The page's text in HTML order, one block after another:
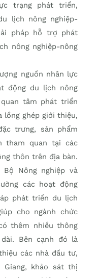
trạng phát triển,
lịch nông nghiệp-
pháp hỗ trợ phát
nông nghiệp-nông
nguồn nhân lực
động du lịch nông
tâm phát triển
lồng ghép giới thiệu,
trưng, sản phẩm
tham quan tại các
thôn trên địa bàn.
Bộ Nông nghiệp và
các hoạt động
phát triển du lịch
cho ngành chức
thêm nhiều thông
Bên cạnh đó là
các nhà đầu tư,
khảo sát thị